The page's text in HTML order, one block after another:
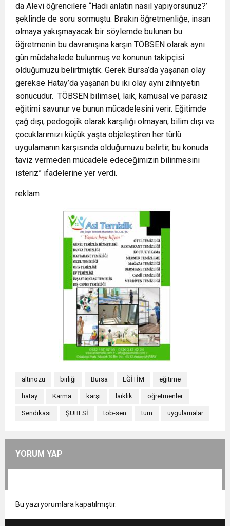
da Alevi öğrencilere “Hadi anlatın nasıl yapıyorsunuz?’
şeklinde de soru sormuştu. Bırakın öğretmenliğe, insan
olmaya yakışmayacak bir söylemde bulunan bu
öğretmenin bu davranışına karşın TÖBSEN olarak aynı
gün müdahalede bulunmuş ve konunun takipçisi
olduğumuzu belirtmiştik. Gerek Bursa’da yaşanan olay
gerekse Hatay’da yaşanan bu iki olay aynı zihniyetin
sonucudur. TÖBSEN bilimsel, laik, kamusal ve parasız
eğitimi savunur ve bunun mücadelesini verir. Eğitimde
çağ dışı, pedogojik olarak karşılığı olmayan, bilim dışı ve
çocuklarımızı küçük yaşta objeleştiren her türlü
uygulamanın karşısında olduğumuzu belirtir, bu konuda
taviz vermeden mücadele edeceğimizin bilinmesini
isteriz” ifadelerine yer verdi.
reklam
altınözü birliği Bursa EĞİTİM eğitime
hatay Karma karşı laiklik öğretmenler
Sendikası ŞUBESİ töb-sen tüm uygulamalar
YORUM YAP
Bu yazı yorumlara kapatılmıştır.